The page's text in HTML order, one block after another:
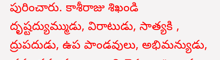
పురించారు. కాశీరాజు శిఖండి
దృష్టద్యుమ్ముడు, విరాటుడు, సాత్యకి ,
ద్రుపదుడు, ఉప పాండవులు, అభిమన్యుడు,